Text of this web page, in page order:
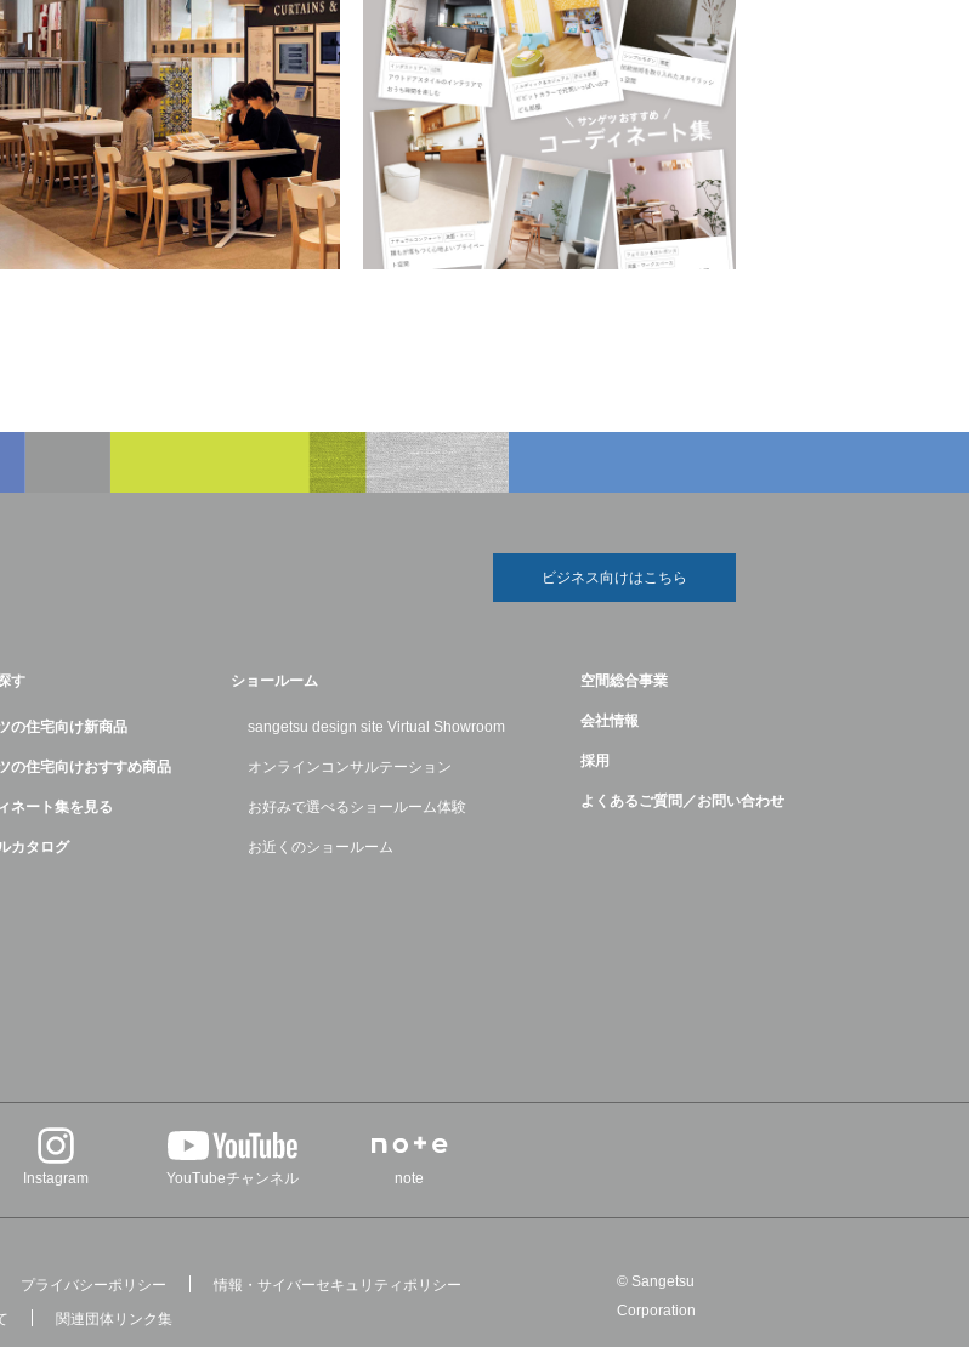
ビジネス向けはこちら
す
の住宅向け新商品
の住宅向けおすすめ商品
ネート集を見る
カタログ
ショールーム
sangetsu design site Virtual Showroom
オンラインコンサルテーション
お好みで選べるショールーム体験
お近くのショールーム
空間総合事業
会社情報
採用
よくあるご質問／お問い合わせ
Instagram YouTubeチャンネル note
プライバシーポリシー
情報・サイバーセキュリティポリシー
関連団体リンク集
© Sangetsu
Corporation